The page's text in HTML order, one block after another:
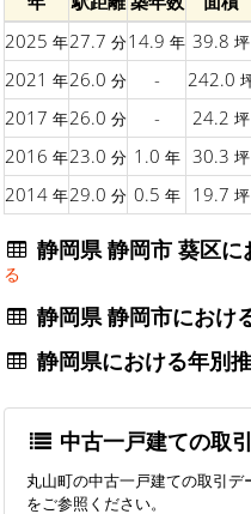
2025 年27.7 分14.9 年 39.8 坪
2021 年26.0 分 - 242.0
2017 年26.0 分 - 24.2 坪
2016 年23.0 分 1.0 年 30.3 坪
2014 年29.0 分 0.5 年 19.7 坪
静岡県 静岡市 葵区
る
静岡県 静岡市にお
静岡県における年
中古一戸建ての取
丸山町の中古一戸建ての取引
をご参照ください。